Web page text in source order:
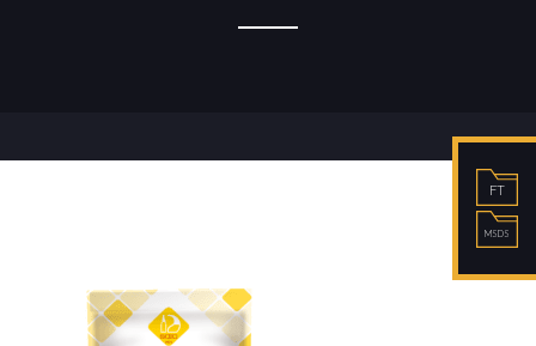
FT
MSDS